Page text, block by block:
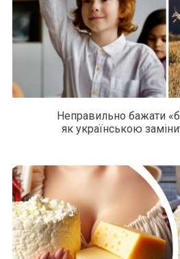
Неправильно бажати
як українською